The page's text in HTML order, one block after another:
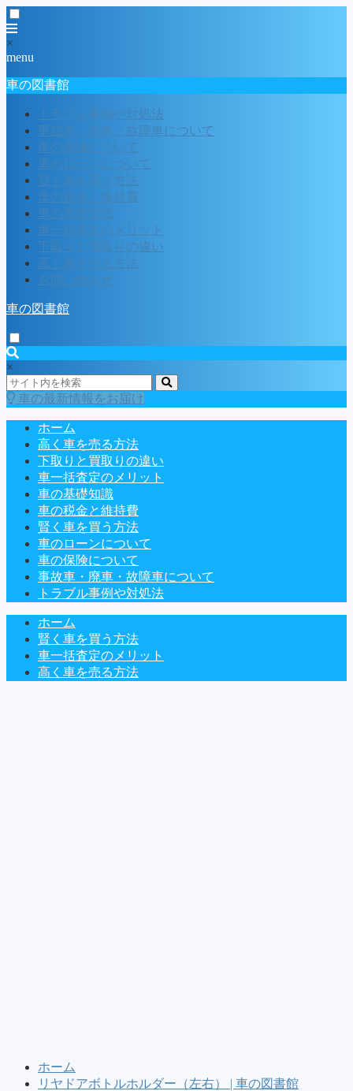
×
menu
車の図書館
トラブル事例や対処法
事故車・廃車・故障車について
車の保険について
車のローンについて
賢く車を買う方法
車の税金と維持費
車の基礎知識
車一括査定のメリット
下取りと買取りの違い
高く車を売る方法
お問い合わせ
車の図書館
×
車の最新情報をお届け
ホーム
高く車を売る方法
下取りと買取りの違い
車一括査定のメリット
車の基礎知識
車の税金と維持費
賢く車を買う方法
車のローンについて
車の保険について
事故車・廃車・故障車について
トラブル事例や対処法
ホーム
賢く車を買う方法
車一括査定のメリット
高く車を売る方法
ホーム
リヤドアボトルホルダー（左右） | 車の図書館